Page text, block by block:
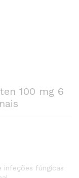
100 mg 6
infeções fúngicas